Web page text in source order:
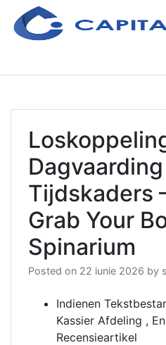
content
Dagvaarding
Tijdskaders
Grab Your
Spinarium
Posted on 22 iunie 2026 by
Indienen
Kassier Afdeling ,
Recensieartikel